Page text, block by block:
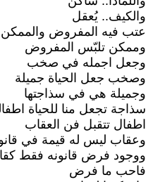
والكيف.. يُعقل
عتب فيه المفروض والممكن
وممكن تلبّس المفروض
وجعل اجمله في صخب
وصخب جعل الحياة جميلة
وجميلة هي في سذاجتها
سذاجة تجعل منا للحياة
اطفال تتقبل فن العقاب
وعقاب ليس له قيمة في
ووجود فرض قانونه فقط
فاحب ما فرض